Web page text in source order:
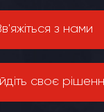
з нами
своє